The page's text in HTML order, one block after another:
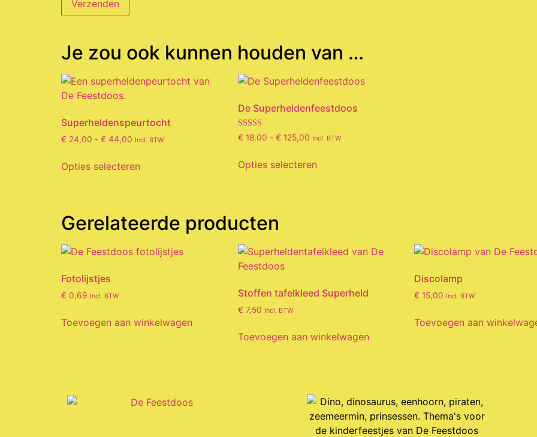
Je zou ook kunnen houden van …
Superheldenspeurtocht
€ 24,00 - € 44,00 Incl. BTW
Opties selecteren
De Superheldenfeestdoos
Gewaardeerd
5.00
€ 18,00 - € 125,00 Incl. BTW
Opties selecteren
Gerelateerde producten
Fotolijstjes
€ 0,69 Incl. BTW
Toevoegen aan winkelwagen
Stoffen tafelkleed Superheld
€ 7,50 Incl. BTW
Toevoegen aan winkelwagen
Discolamp
€ 15,00 Incl. BTW
Toevoegen aan